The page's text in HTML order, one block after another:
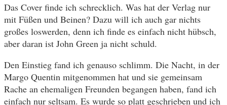
Das Cover finde ich schrecklich. Was hat der Verlag nur
mit Füßen und Beinen? Dazu will ich auch gar nichts
großes loswerden, denn ich finde es einfach nicht hübsch,
aber daran ist John Green ja nicht schuld.
Den Einstieg fand ich genauso schlimm. Die Nacht, in der
Margo Quentin mitgenommen hat und sie gemeinsam
Rache an ehemaligen Freunden begangen haben, fand ich
einfach nur seltsam. Es wurde so platt geschrieben und ich